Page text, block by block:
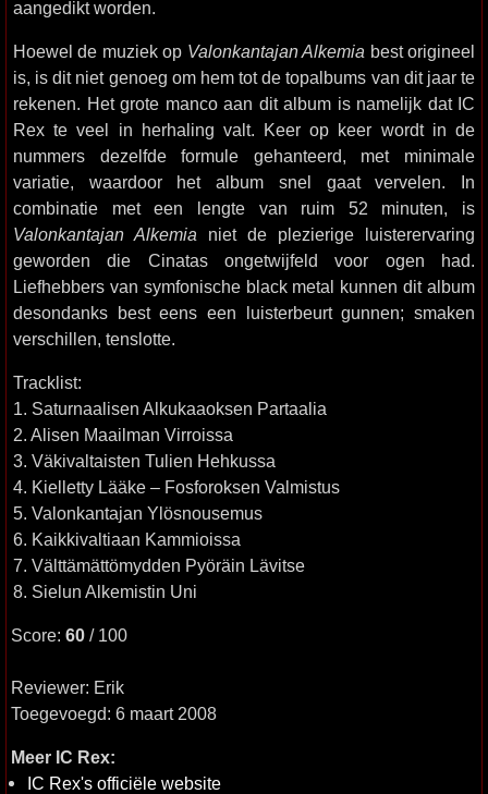
aangedikt worden.
Hoewel de muziek op Valonkantajan Alkemia best origineel
is, is dit niet genoeg om hem tot de topalbums van dit jaar te
rekenen. Het grote manco aan dit album is namelijk dat IC
Rex te veel in herhaling valt. Keer op keer wordt in de
nummers dezelfde formule gehanteerd, met minimale
variatie, waardoor het album snel gaat vervelen. In
combinatie met een lengte van ruim 52 minuten, is
Valonkantajan Alkemia niet de plezierige luisterervaring
geworden die Cinatas ongetwijfeld voor ogen had.
Liefhebbers van symfonische black metal kunnen dit album
desondanks best eens een luisterbeurt gunnen; smaken
verschillen, tenslotte.
Tracklist:
1. Saturnaalisen Alkukaaoksen Partaalia
2. Alisen Maailman Virroissa
3. Väkivaltaisten Tulien Hehkussa
4. Kielletty Lääke – Fosforoksen Valmistus
5. Valonkantajan Ylösnousemus
6. Kaikkivaltiaan Kammioissa
7. Välttämättömydden Pyöräin Lävitse
8. Sielun Alkemistin Uni
Score: 60 / 100
Reviewer: Erik
Toegevoegd: 6 maart 2008
Meer IC Rex:
IC Rex's officiële website